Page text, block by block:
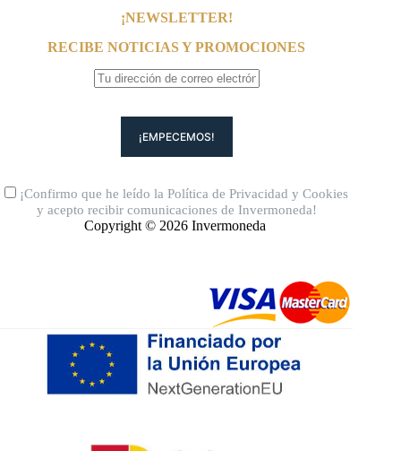
¡NEWSLETTER!
RECIBE NOTICIAS Y PROMOCIONES
¡Confirmo que he leído laPolítica de Privacidad yCookies
y acepto recibir comunicaciones de Invermoneda!
Copyright © 2026 Invermoneda